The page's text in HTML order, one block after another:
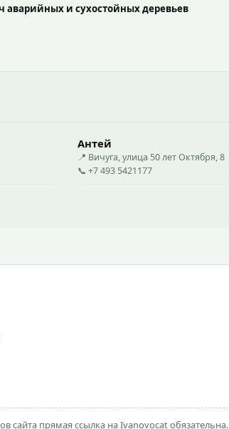
аварийных и сухостойных деревьев
Антей
📍 Вичуга, улица 50 лет Октября, 8
📞 +7 493 5421177
сайта прямая ссылка на Ivanovocat обязательна.